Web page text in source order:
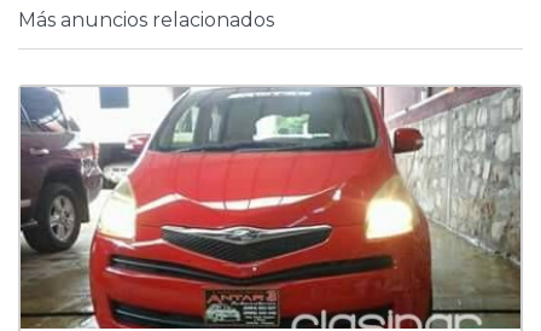
Más anuncios relacionados